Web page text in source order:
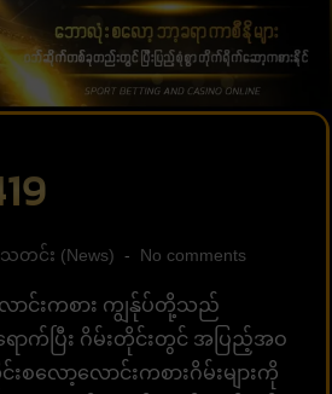
သတင်း (News) No comments
လောင်းကစား ကျွန်ုပ်တို့သည်
ောက်ပြီး ဂိမ်းတိုင်းတွင် အပြည့်အဝ
စလော့လောင်းကစားဂိမ်းများကို